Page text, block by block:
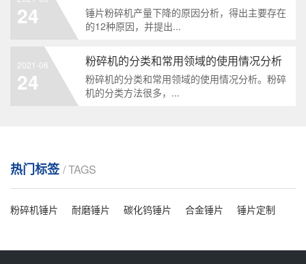
24
锤片粉碎机产量下降的原因分析，得出主要存在
的12种原因，并提出...
2021-06
24
粉碎机的分类和常用领域的使用情况分析
粉碎机的分类和常用领域的使用情况分析。粉碎
机的分类方法很多，...
热门标签/ TAGS
粉碎机锤片 耐磨锤片 碳化钨锤片 合金锤片 锤片定制